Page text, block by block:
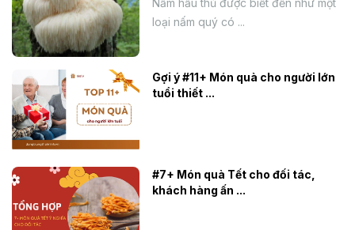
loại nấm quý có ...
Gợi ý #11+ Món quà cho người lớn
tuổi thiết ...
#7+ Món quà Tết cho đối tác,
khách hàng ấn ...